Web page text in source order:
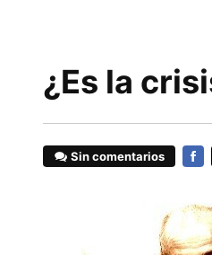
¿Es la
Sin comentarios